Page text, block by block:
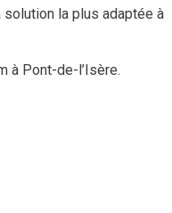
CHAUSSURES ET EPI
VETEMENTS TRAVAIL & EPI
la plus adaptée à
à Pont-de-l’Isère.